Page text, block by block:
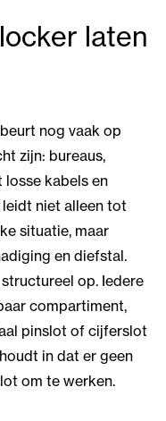
laten
nog vaak op
zijn: bureaus,
losse kabels en
niet alleen tot
situatie, maar
en diefstal.
op. Iedere
compartiment,
pinslot of cijferslot
in dat er geen
om te werken.